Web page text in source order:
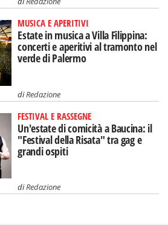
MUSICA E APERITIVI
Estate in musica a Villa Filippina:
concerti e aperitivi al tramonto nel
verde di Palermo
diRedazione
FESTIVAL E RASSEGNE
Un'estate di comicità a Baucina: il
"Festival della Risata" tra gag e
grandi ospiti
diRedazione